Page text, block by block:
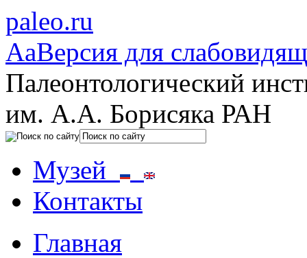
paleo.ru
AaВерсия для
Палеонтологический
им. А.А. Борисяка РАН
Музей
Контакты
Главная